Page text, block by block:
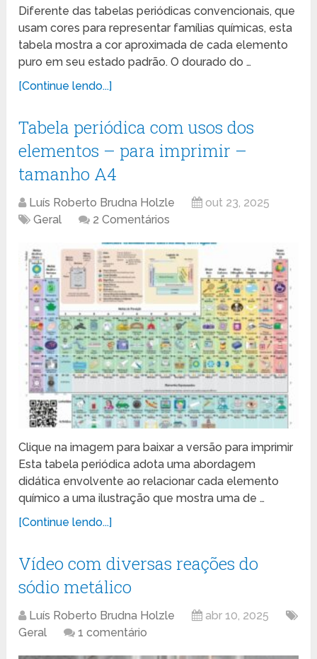
Diferente das tabelas periódicas convencionais, que
usam cores para representar famílias químicas, esta
tabela mostra a cor aproximada de cada elemento
puro em seu estado padrão. O dourado do …
[Continue lendo...]
Tabela periódica com usos dos
elementos – para imprimir –
tamanho A4
Luís Roberto Brudna Holzle
out 23, 2025
Geral
2 Comentários
Clique na imagem para baixar a versão para imprimir
Esta tabela periódica adota uma abordagem
didática envolvente ao relacionar cada elemento
químico a uma ilustração que mostra uma de …
[Continue lendo...]
Vídeo com diversas reações do
sódio metálico
Luís Roberto Brudna Holzle
abr 10, 2025
Geral
1 comentário